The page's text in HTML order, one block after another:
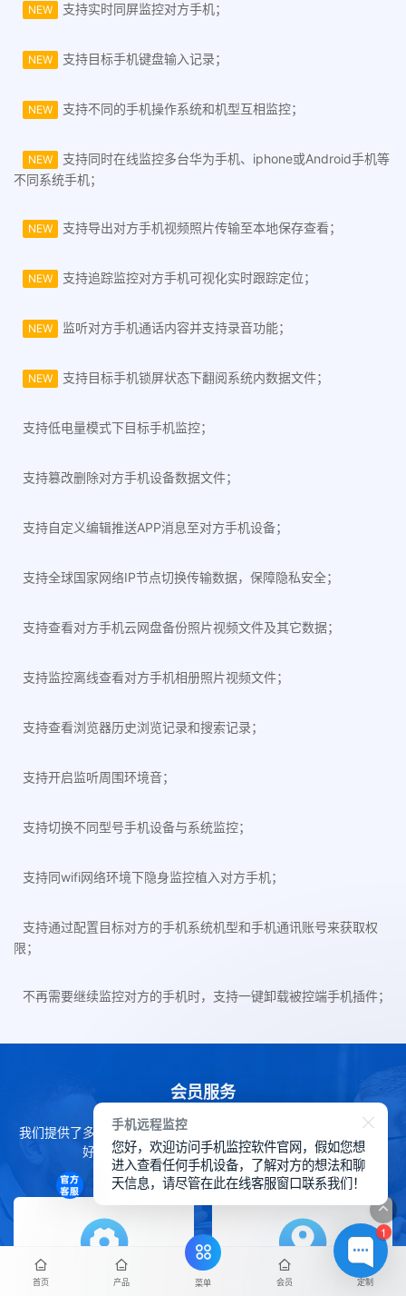
NEW 支持实时同屏监控对方手机；
NEW 支持目标手机键盘输入记录；
NEW 支持不同的手机操作系统和机型互相监控；
NEW
支持同时在线监控多台华为手机、iphone或Android手机等
不同系统手机；
NEW 支持导出对方手机视频照片传输至本地保存查看；
NEW 支持追踪监控对方手机可视化实时跟踪定位；
NEW 监听对方手机通话内容并支持录音功能；
NEW 支持目标手机锁屏状态下翻阅系统内数据文件；
支持低电量模式下目标手机监控；
支持篡改删除对方手机设备数据文件；
支持自定义编辑推送APP消息至对方手机设备；
支持全球国家网络IP节点切换传输数据，保障隐私安全；
支持查看对方手机云网盘备份照片视频文件及其它数据；
支持监控离线查看对方手机相册照片视频文件；
支持查看浏览器历史浏览记录和搜索记录；
支持开启监听周围环境音；
支持切换不同型号手机设备与系统监控；
支持同wifi网络环境下隐身监控植入对方手机；
支持通过配置目标对方的手机系统机型和手机通讯账号来获取权
限；
不再需要继续监控对方的手机时，支持一键卸载被控端手机插件；
会员服务
我们提供了多种会员服务来帮助您在华鲸手机监控软件上获得更良
好的体验，下方详细了解我们的会员服务。
首页 产品 菜单 会员 定制
1
手机远程监控
您好，欢迎访问手机监控软件官网，假如您想
进入查看任何手机设备，了解对方的想法和聊
天信息，请尽管在此在线客服窗口联系我们！